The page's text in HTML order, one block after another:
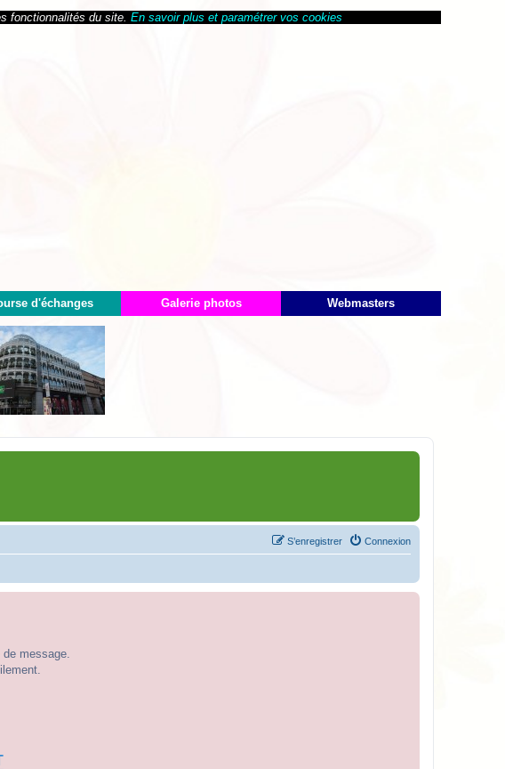
fonctionnalités du site. En savoir plus et paramétrer vos cookies
d'échanges Galerie photos Webmasters
Connexion
S’enregistrer
message.